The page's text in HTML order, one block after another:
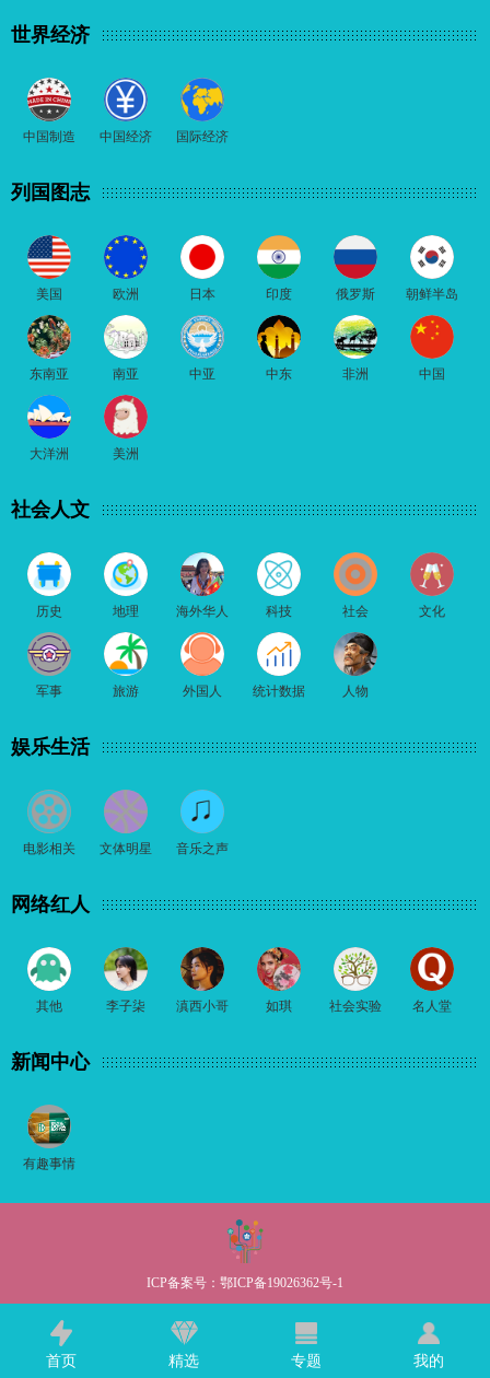
世界经济
中国制造 中国经济 国际经济
列国图志
美国 欧洲 日本 印度 俄罗斯 朝鲜半岛
东南亚 南亚 中亚 中东 非洲 中国
大洋洲 美洲
社会人文
历史 地理 海外华人 科技 社会 文化
军事 旅游 外国人 统计数据 人物
娱乐生活
电影相关 文体明星 音乐之声
网络红人
其他 李子柒 滇西小哥 如琪 社会实验 名人堂
新闻中心
有趣事情
ICP备案号： 鄂ICP备19026362号-1
首页 精选 专题 我的